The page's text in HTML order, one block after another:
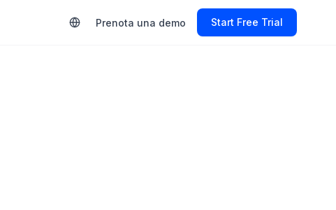
Prenota una demo Start Free Trial